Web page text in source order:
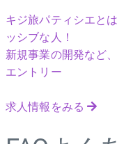
キジ旅パティシエと
ッシブな人！
新規事業の開発など
エントリー
求人情報をみる